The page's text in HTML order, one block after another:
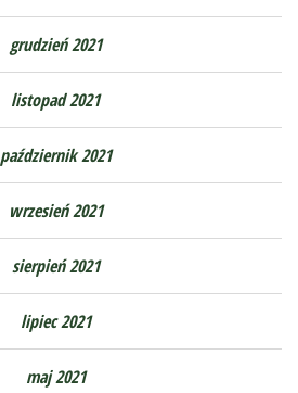
grudzień 2021
listopad 2021
październik 2021
wrzesień 2021
sierpień 2021
lipiec 2021
maj 2021